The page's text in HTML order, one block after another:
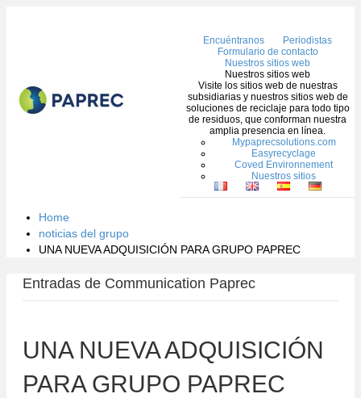
Encuéntranos
Periodistas
Formulario de contacto
Nuestros sitios web
Nuestros sitios web
Visite los sitios web de nuestras
subsidiarias y nuestros sitios web de
soluciones de reciclaje para todo tipo
de residuos, que conforman nuestra
amplia presencia en línea.
Mypaprecsolutions.com
Easyrecyclage
Coved Environnement
Nuestros sitios
Home
noticias del grupo
UNA NUEVA ADQUISICIÓN PARA GRUPO PAPREC
Entradas de Communication Paprec
UNA NUEVA ADQUISICIÓN
PARA GRUPO PAPREC